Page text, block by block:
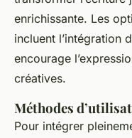
enrichissante. Les
incluent l’intégration
encourage
créatives.
Méthodes
Pour intégrer